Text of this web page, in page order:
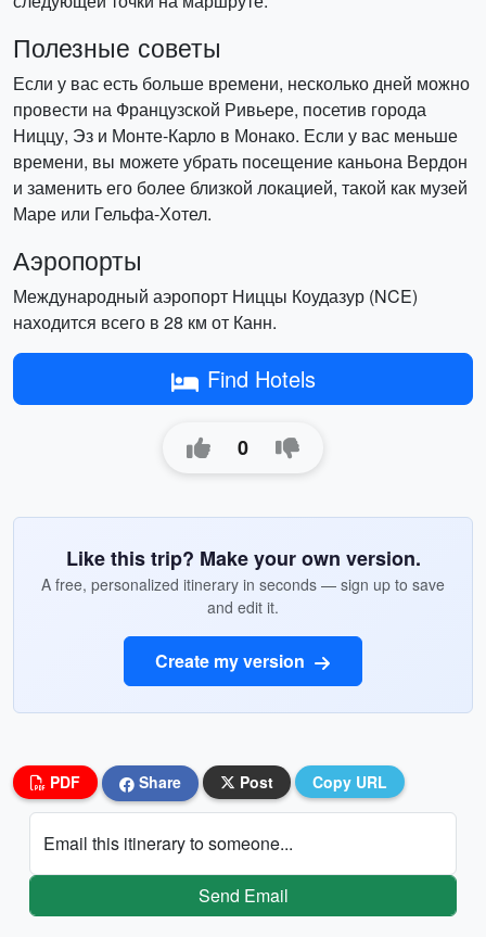
Полезные советы
Если у вас есть больше времени, несколько дней можно
провести на Французской Ривьере, посетив города
Ниццу, Эз и Монте-Карло в Монако. Если у вас меньше
времени, вы можете убрать посещение каньона Вердон
и заменить его более близкой локацией, такой как музей
Маре или Гельфа-Хотел.
Аэропорты
Международный аэропорт Ниццы Коудазур (NCE)
находится всего в 28 км от Канн.
Find Hotels
0
Like this trip? Make your own version.
A free, personalized itinerary in seconds — sign up to save
and edit it.
Create my version
PDF Share Post Copy URL
Email this itinerary to someone...
Send Email